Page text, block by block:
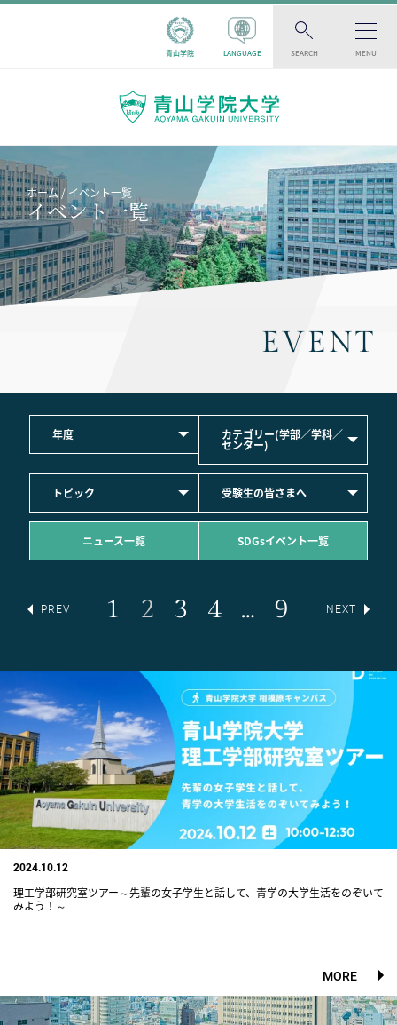
青山学院 LANGUAGE SEARCH MENU
ホーム イベント一覧
イベント一覧
EVENT
年度 カテゴリー(学部／学科／
センター)
トピック 受験生の皆さまへ
ニュース一覧 SDGsイベント一覧
PREV 1 2 3 4 … 9 NEXT
2024.10.12
理工学部研究室ツアー～先輩の女子学生と話して、青学の大学生活をのぞいて
みよう！～
MORE